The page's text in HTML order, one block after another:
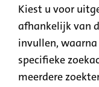
Kiest u voor
afhankelijk van
invullen,
specifieke
meerdere